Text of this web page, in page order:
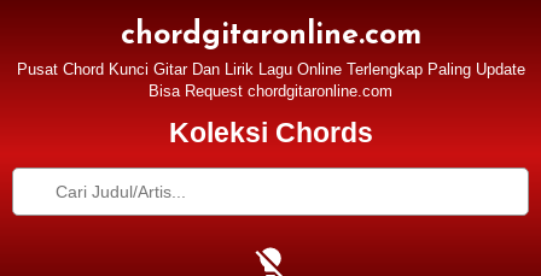
chordgitaronline.com
Pusat Chord Kunci Gitar Dan Lirik Lagu Online Terlengkap Paling Update
Bisa Request chordgitaronline.com
Koleksi Chords